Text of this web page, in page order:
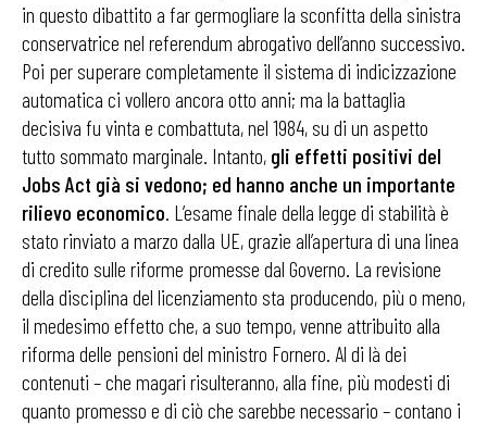
in questo dibattito a far germogliare la sconfitta della sinistra
conservatrice nel referendum abrogativo dell’anno successivo.
Poi per superare completamente il sistema di indicizzazione
automatica ci vollero ancora otto anni; ma la battaglia
decisiva fu vinta e combattuta, nel 1984, su di un aspetto
tutto sommato marginale. Intanto, gli effetti positivi del
Jobs Act già si vedono; ed hanno anche un importante
rilievo economico. L’esame finale della legge di stabilità è
stato rinviato a marzo dalla UE, grazie all’apertura di una linea
di credito sulle riforme promesse dal Governo. La revisione
della disciplina del licenziamento sta producendo, più o meno,
il medesimo effetto che, a suo tempo, venne attribuito alla
riforma delle pensioni del ministro Fornero. Al di là dei
contenuti – che magari risulteranno, alla fine, più modesti di
quanto promesso e di ciò che sarebbe necessario – contano i